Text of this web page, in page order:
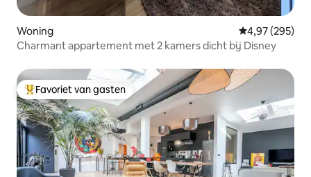
Woning Gemiddelde
4,97 (295)
Charmant appartement met 2 kamers dicht bij Disney
Topfavoriet van gasten
Favoriet van gasten